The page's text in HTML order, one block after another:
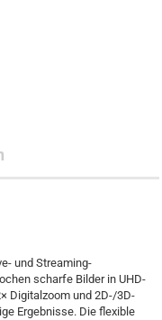
und Streaming-
scharfe Bilder in UHD-
Digitalzoom und 2D-/3D-
Ergebnisse. Die flexible